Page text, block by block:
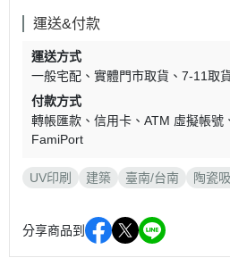
運送&付款
運送方式
一般宅配
實體門市取貨 7-11取
付款方式
轉帳匯款
信用卡 ATM 虛擬帳號
FamiPort
UV印刷 建築 臺南/台南 陶瓷
分享商品到